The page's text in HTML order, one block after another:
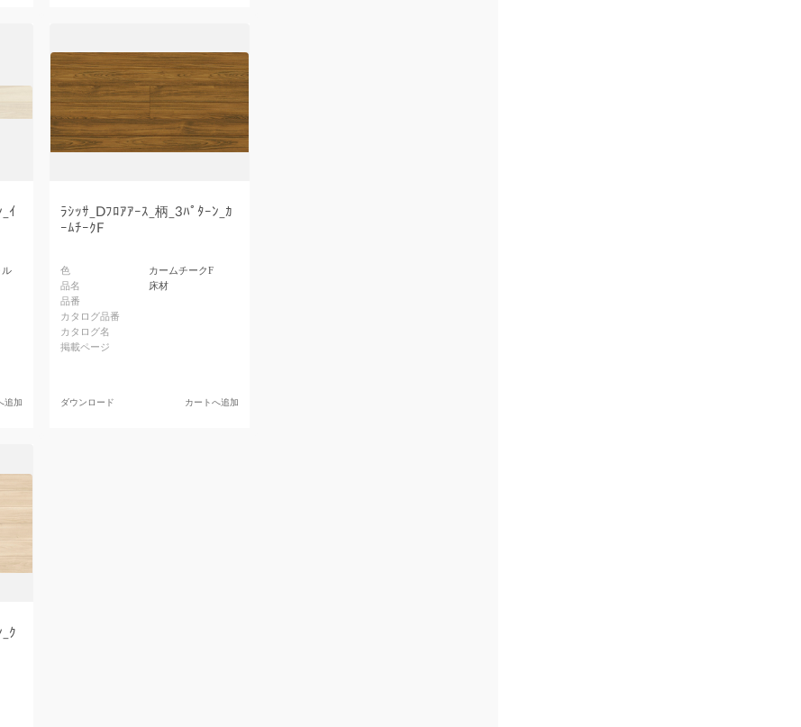
ｲ
ル
追加
ﾗｼｯｻ_Dﾌﾛｱｱｰｽ_柄_3ﾊﾟﾀｰﾝ_ｶ
ｰﾑﾁｰｸF
色
カームチークF
品名
床材
品番
カタログ品番
カタログ名
掲載ページ
ダウンロード カートへ追加
ｸ